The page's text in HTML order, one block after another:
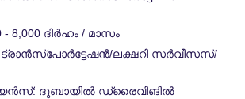
- 8,000 ദിർഹം / മാസം
ലക്ഷറി സർവീസസ്/
ദുബായിൽ ഡ്രൈവിങിൽ